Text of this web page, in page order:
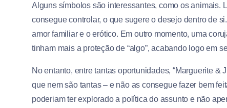
Alguns símbolos são interessantes, como os animais.
consegue controlar, o que sugere o desejo dentro de
amor familiar e o erótico. Em outro momento, uma
tinham mais a proteção de “algo”, acabando logo em
No entanto, entre tantas oportunidades, “Marguerite
que nem são tantas – e não as consegue fazer bem
poderiam ter explorado a política do assunto e não